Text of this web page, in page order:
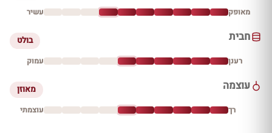
מאופק עשיר
חבית בולט
רענן עמוק
עוצמה מאוזן
רך עוצמתי